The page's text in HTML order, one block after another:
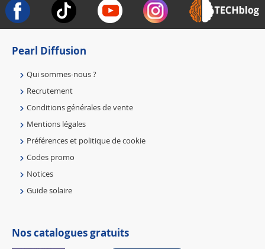
Pearl Diffusion
Qui sommes-nous ?
Recrutement
Conditions générales de vente
Mentions légales
Préférences et politique de cookie
Codes promo
Notices
Guide solaire
Nos catalogues gratuits